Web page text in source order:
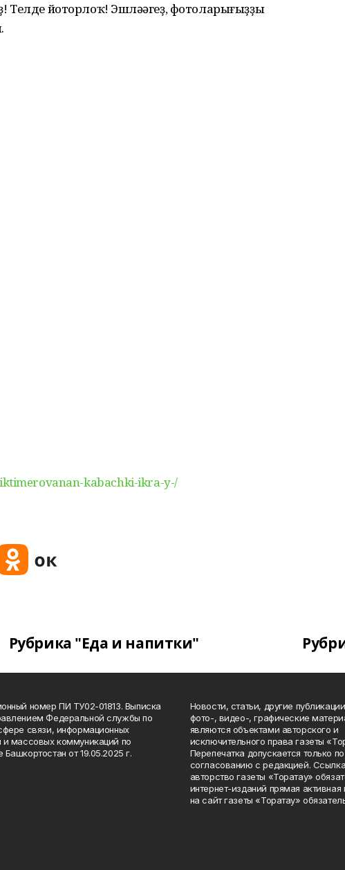
Телде йоторлоҡ! Эшләһәгеҙ, фотоларығыҙҙы
kabachki-ikra-y-/
Рубрика "Еда и напитки"
номер ПИ ТУ02-01813. Выписка
Федеральной службы по
связи, информационных
и массовых коммуникаций по
Башкортостан от 19.05.2025 г.
Новости, статьи, другие
фото-, видео-, графические
являются объектами авторского и
исключительного права газеты
Перепечатка допускается только по
согласованию с редакцией.
авторство газеты «Торатау»
интернет-изданий прямая активная
на сайт газеты «Торатау»